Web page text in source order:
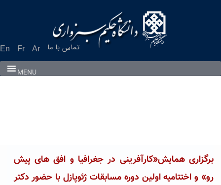
En Fr Ar تماس با ما
MENU
برگزاری همایش«کارآفرینی در جغرافیا و افق های پیش
رو» و اختتامیه اولین دوره مسابقات ژئوپازل با حضور دکتر